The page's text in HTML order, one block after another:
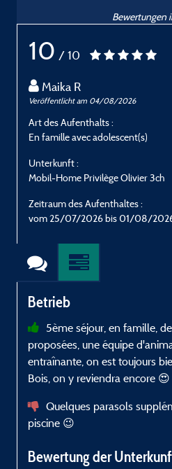
Bewertungen
10 / 10
Maika R
Veröffentlicht am 04/08/2026
Art des Aufenthalts :
En famille avec adolescent(s)
Unterkunft :
Mobil-Home Privilège Olivier 3ch
Zeitraum des Aufenthaltes :
vom 25/07/2026 bis 01/08/
Betrieb
5ème séjour, en famille,
proposées, une équipe
entraînante, on est toujours
Bois, on y reviendra encore 😍
Quelques parasols
piscine 😉
Bewertung der